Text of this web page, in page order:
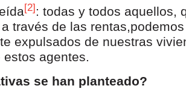
[2]: todas y todos aquellos,
través de las
expulsados de nuestras
agentes.
se han planteado?